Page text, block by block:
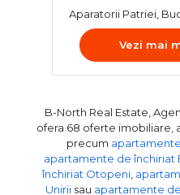
Aparatorii Patriei,
Vezi mai
B-North Real Estate,
ofera 68 oferte imobiliare,
precum
apartamente de închiriat
închiriat Otopeni,
Unirii sau apartamente